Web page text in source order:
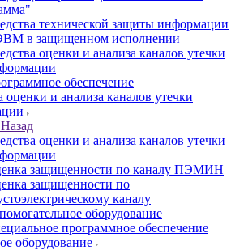
технической защиты информации
в защищенном исполнении
оценки и анализа каналов утечки
обеспечение
оценки и анализа каналов утечки
Назад
оценки и анализа каналов утечки
защищенности по каналу ПЭМИН
защищенности по
каналу
оборудование
программное обеспечение
оборудование